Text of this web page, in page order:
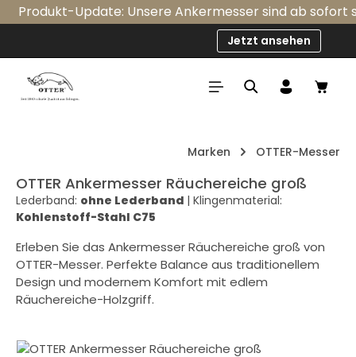
Zum Hauptinhalt springen
Produkt-Update: Unsere Ankermesser sind ab sofort
Jetzt ansehen
Marken OTTER-Messer
OTTER Ankermesser Räuchereiche groß
Lederband: ohne Lederband | Klingenmaterial:
Kohlenstoff-Stahl C75
Erleben Sie das Ankermesser Räuchereiche groß von
OTTER-Messer. Perfekte Balance aus traditionellem
Design und modernem Komfort mit edlem
Räuchereiche-Holzgriff.
Bildergalerie überspringen